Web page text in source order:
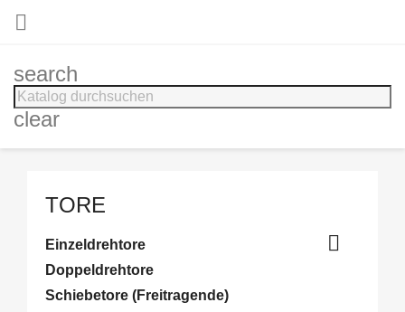

search
clear
TORE
Einzeldrehtore 
Doppeldrehtore
Schiebetore (Freitragende)